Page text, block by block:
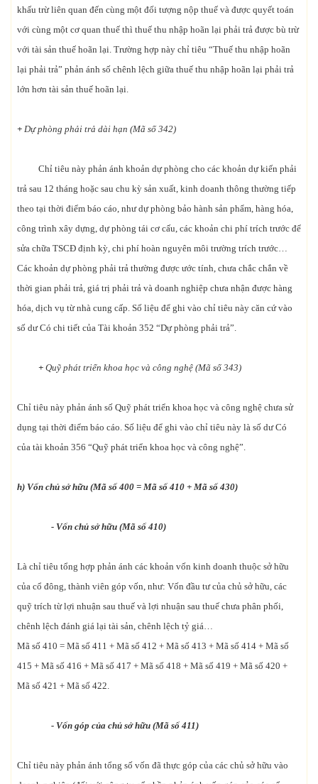
khấu trừ liên quan đến cùng một đối tượng nộp thuế và được quyết toán
với cùng một cơ quan thuế thì thuế thu nhập hoãn lại phải trả được bù trừ
với tài sản thuế hoãn lại. Trường hợp này chỉ tiêu “Thuế thu nhập hoãn
lại phải trả” phản ánh số chênh lệch giữa thuế thu nhập hoãn lại phải trả
lớn hơn tài sản thuế hoãn lại.
+ Dự phòng phải trả dài hạn (Mã số 342)
Chỉ tiêu này phản ánh khoản dự phòng cho các khoản dự kiến phải
trả sau 12 tháng hoặc sau chu kỳ sản xuất, kinh doanh thông thường tiếp
theo tại thời điểm báo cáo, như dự phòng bảo hành sản phẩm, hàng hóa,
công trình xây dựng, dự phòng tái cơ cấu, các khoản chi phí trích trước để
sửa chữa TSCĐ định kỳ, chi phí hoàn nguyên môi trường trích trước…
Các khoản dự phòng phải trả thường được ước tính, chưa chắc chắn về
thời gian phải trả, giá trị phải trả và doanh nghiệp chưa nhận được hàng
hóa, dịch vụ từ nhà cung cấp. Số liệu để ghi vào chỉ tiêu này căn cứ vào
số dư Có chi tiết của Tài khoản 352 “Dự phòng phải trả”.
+ Quỹ phát triển khoa học và công nghệ (Mã số 343)
Chỉ tiêu này phản ánh số Quỹ phát triển khoa học và công nghệ chưa sử
dụng tại thời điểm báo cáo. Số liệu để ghi vào chỉ tiêu này là số dư Có
của tài khoản 356 “Quỹ phát triển khoa học và công nghệ”.
h) Vốn chủ sở hữu (Mã số 400 = Mã số 410 + Mã số 430)
- Vốn chủ sở hữu (Mã số 410)
Là chỉ tiêu tổng hợp phản ánh các khoản vốn kinh doanh thuộc sở hữu
của cổ đông, thành viên góp vốn, như: Vốn đầu tư của chủ sở hữu, các
quỹ trích từ lợi nhuận sau thuế và lợi nhuận sau thuế chưa phân phối,
chênh lệch đánh giá lại tài sản, chênh lệch tỷ giá…
Mã số 410 = Mã số 411 + Mã số 412 + Mã số 413 + Mã số 414 + Mã số
415 + Mã số 416 + Mã số 417 + Mã số 418 + Mã số 419 + Mã số 420 +
Mã số 421 + Mã số 422.
- Vốn góp của chủ sở hữu (Mã số 411)
Chỉ tiêu này phản ánh tổng số vốn đã thực góp của các chủ sở hữu vào